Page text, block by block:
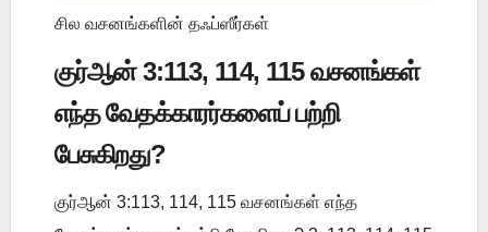
சில வசனங்களின் தஃப்ஸீர்கள்
குர்ஆன் 3:113, 114, 115 வசனங்கள்
எந்த வேதக்காரர்களைப் பற்றி
பேசுகிறது?
குர்ஆன் 3:113, 114, 115 வசனங்கள் எந்த